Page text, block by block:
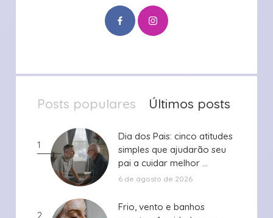
Posts populares Últimos posts
1
Dia dos Pais: cinco atitudes
simples que ajudarão seu
pai a cuidar melhor ...
Dia dos Pais: cinco atitudes
simples que ajudarão seu
pai a cuidar melhor ...
6 de agosto de 2026
2
Frio, vento e banhos
Frio, vento e banhos